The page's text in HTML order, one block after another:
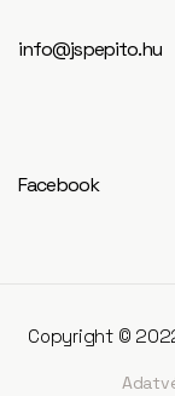
info@jspepito.hu
Facebook
Copyright ©